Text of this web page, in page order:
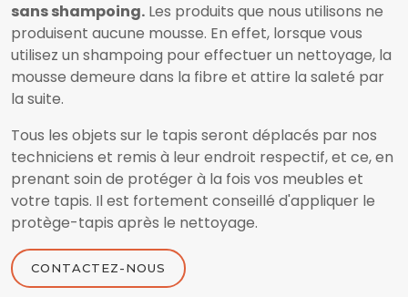
sans shampoing. Les produits que nous utilisons ne
produisent aucune mousse. En effet, lorsque vous
utilisez un shampoing pour effectuer un nettoyage, la
mousse demeure dans la fibre et attire la saleté par
la suite.
Tous les objets sur le tapis seront déplacés par nos
techniciens et remis à leur endroit respectif, et ce, en
prenant soin de protéger à la fois vos meubles et
votre tapis. Il est fortement conseillé d'appliquer le
protège-tapis après le nettoyage.
CONTACTEZ-NOUS